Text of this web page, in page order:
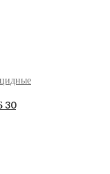
30